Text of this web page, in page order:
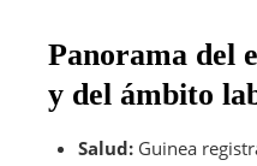
Panorama del
y del ámbito
Salud: Guinea